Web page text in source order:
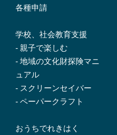
各種申請
学校、社会教育支援
- 親子で楽しむ
-地域の文化財探険マニ
ュアル
- スクリーンセイバー
-ペーパークラフト
おうちでれきはく